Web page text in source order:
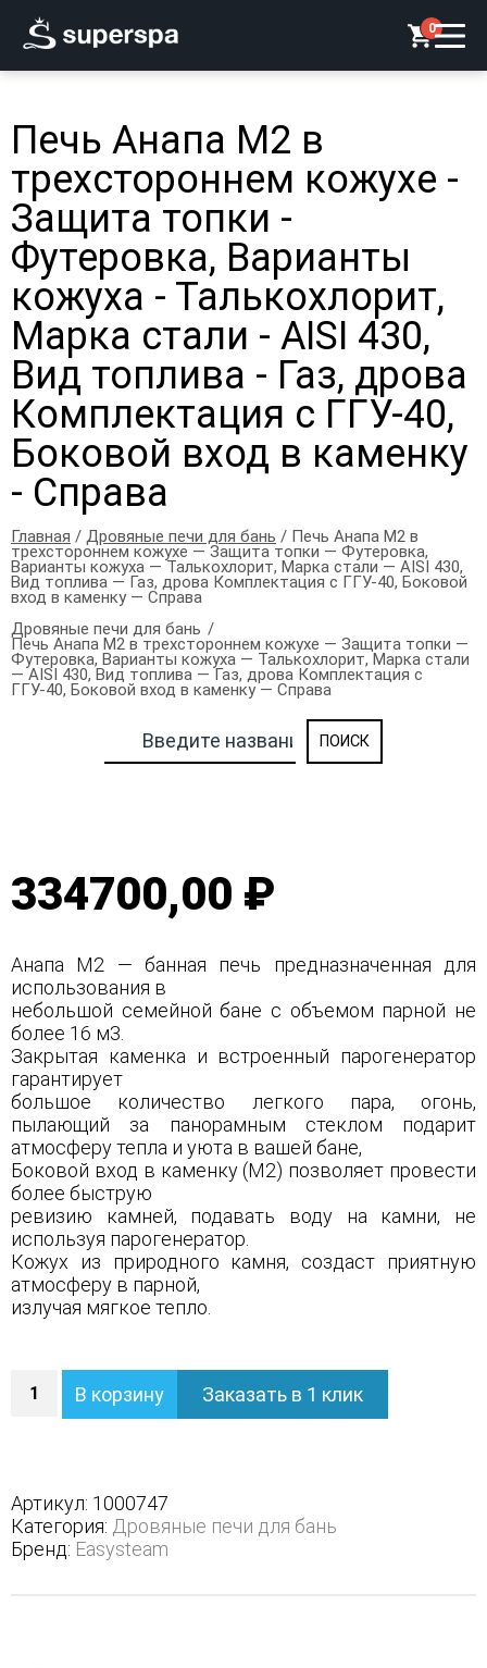
0
Печь Анапа М2 в
трехстороннем кожухе -
Защита топки -
Футеровка, Варианты
кожуха - Талькохлорит,
Марка стали - AISI 430,
Вид топлива - Газ, дрова
Комплектация с ГГУ-40,
Боковой вход в каменку
- Справа
Главная / Дровяные печи для бань / Печь Анапа М2 в
трехстороннем кожухе — Защита топки — Футеровка,
Варианты кожуха — Талькохлорит, Марка стали — AISI 430,
Вид топлива — Газ, дрова Комплектация с ГГУ-40, Боковой
вход в каменку — Справа
Дровяные печи для бань
Печь Анапа М2 в трехстороннем кожухе — Защита топки —
Футеровка, Варианты кожуха — Талькохлорит, Марка стали
— AISI 430, Вид топлива — Газ, дрова Комплектация с
ГГУ-40, Боковой вход в каменку — Справа
334700,00 ₽
Анапа М2 — банная печь предназначенная для
использования в
небольшой семейной бане с объемом парной не
более 16 м3.
Закрытая каменка и встроенный парогенератор
гарантирует
большое количество легкого пара, огонь,
пылающий за панорамным стеклом подарит
атмосферу тепла и уюта в вашей бане,
Боковой вход в каменку (М2) позволяет провести
более быструю
ревизию камней, подавать воду на камни, не
используя парогенератор.
Кожух из природного камня, создаст приятную
атмосферу в парной,
излучая мягкое тепло.
Печь
Анапа
трехстороннем
кожухе
-
Защита
В корзину Заказать в 1 клик
Артикул: 1000747
Категория: Дровяные печи для бань
Бренд: Easysteam